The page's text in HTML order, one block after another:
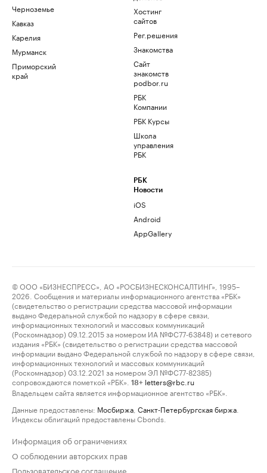
Черноземье
Кавказ
Карелия
Мурманск
Приморский
край
Хостинг
сайтов
Рег.решения
Знакомства
Сайт
знакомств
podbor.ru
РБК
Компании
РБК Курсы
Школа
управления
РБК
РБК
Новости
iOS
Android
AppGallery
© ООО «БИЗНЕСПРЕСС», АО «РОСБИЗНЕСКОНСАЛТИНГ», 1995–
2026. Сообщения и материалы информационного агентства «РБК»
(свидетельство о регистрации средства массовой информации
выдано Федеральной службой по надзору в сфере связи,
информационных технологий и массовых коммуникаций
(Роскомнадзор) 09.12.2015 за номером ИА №ФС77-63848) и сетевого
издания «РБК» (свидетельство о регистрации средства массовой
информации выдано Федеральной службой по надзору в сфере связи,
информационных технологий и массовых коммуникаций
(Роскомнадзор) 03.12.2021 за номером ЭЛ №ФС77-82385)
сопровождаются пометкой «РБК».
18+ letters@rbc.ru
Владельцем сайта является информационное агентство «РБК».
Данные предоставлены: Мосбиржа Санкт-Петербургская биржа
Индексы облигаций предоставлены Cbonds.
Информация об ограничениях
О соблюдении авторских прав
Пользовательское соглашение